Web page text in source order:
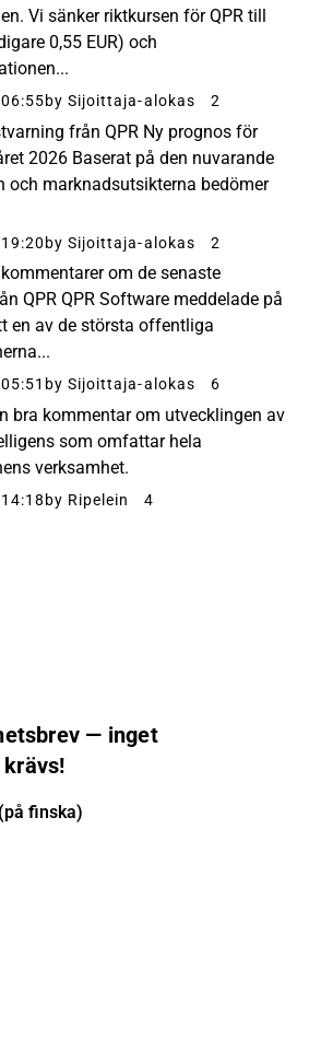
Vi sänker riktkursen för QPR till
0,55 EUR) och
by Sijoittaja-alokas 2
från QPR Ny prognos för
2026 Baserat på den nuvarande
och marknadsutsikterna bedömer
by Sijoittaja-alokas 2
om de senaste
QPR QPR Software meddelade på
en av de största offentliga
by Sijoittaja-alokas 6
bra kommentar om utvecklingen av
som omfattar hela
verksamhet.
by Ripelein 4
— inget
finska)